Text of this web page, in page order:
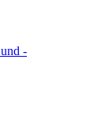
-